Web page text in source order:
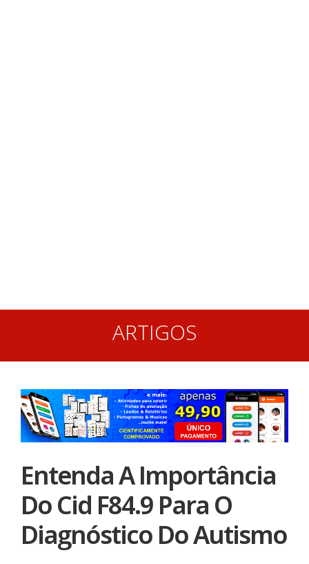
ARTIGOS
Entenda A Importância
Do Cid F84.9 Para O
Diagnóstico Do Autismo